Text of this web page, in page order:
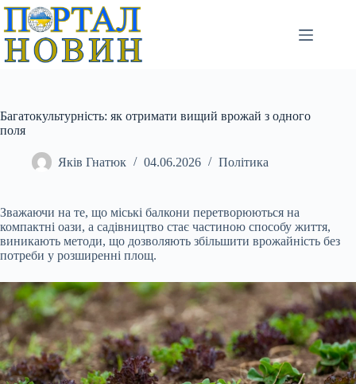
Перейти
вмісту
Багатокультурність: як отримати вищий врожай з одного
поля
Яків Гнатюк 04.06.2026 Політика
Зважаючи на те, що міські балкони перетворюються на
компактні оази, а садівництво стає частиною способу життя,
виникають методи, що дозволяють збільшити врожайність без
потреби у розширенні площ.